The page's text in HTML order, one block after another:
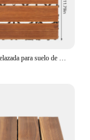
Baldosa entrelazada para suelo de Patio y balcón, decoración de suelo exterior para Patio, cubierta de jardín